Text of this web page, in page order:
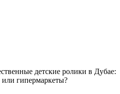
детские ролики в Дубае:
гипермаркеты?